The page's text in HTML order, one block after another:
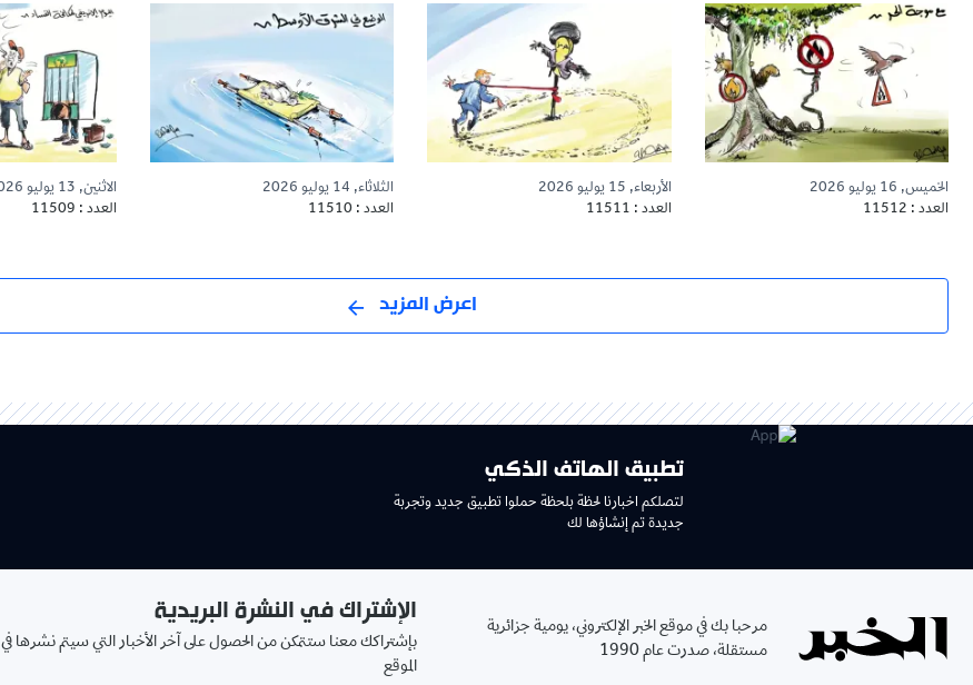
الخميس, 16 يوليو 2026
العدد : 11512
الأربعاء, 15 يوليو 2026
العدد : 11511
الثلاثاء, 14 يوليو 2026
العدد : 11510
الاثنين, 13 يوليو 2026
العدد : 11509
اعرض المزيد
تطبيق الهاتف الذكي
لتصلكم اخبارنا لحظة بلحظة حملوا تطبيق جديد وتجربة
جديدة تم إنشاؤها لك
مرحبا بك في موقع الخبر الإلكتروني، يومية جزائرية
مستقلة، صدرت عام 1990
الإشتراك في النشرة البريدية
بإشتراكك معنا ستتمكن من الحصول على آخر الأخبار التي سيتم نشرها في
الموقع